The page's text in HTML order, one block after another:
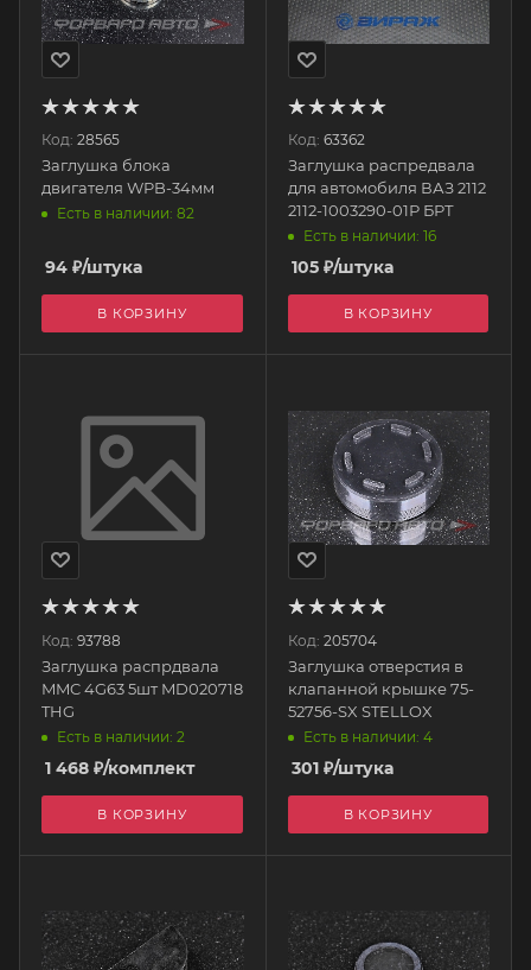
Код: 28565
Заглушка блока
двигателя WPB-34мм
Есть в наличии: 82
94 ₽/штука
В КОРЗИНУ
Код: 63362
Заглушка распредвала
для автомобиля ВАЗ 2112
2112-1003290-01Р БРТ
Есть в наличии: 16
105₽/штука
В КОРЗИНУ
Код: 93788
Заглушка распрдвала
MMC 4G63 5шт MD020718
THG
Есть в наличии: 2
1 468 ₽/комплект
В КОРЗИНУ
Код: 205704
Заглушка отверстия в
клапанной крышке 75-
52756-SX STELLOX
Есть в наличии: 4
301₽/штука
В КОРЗИНУ